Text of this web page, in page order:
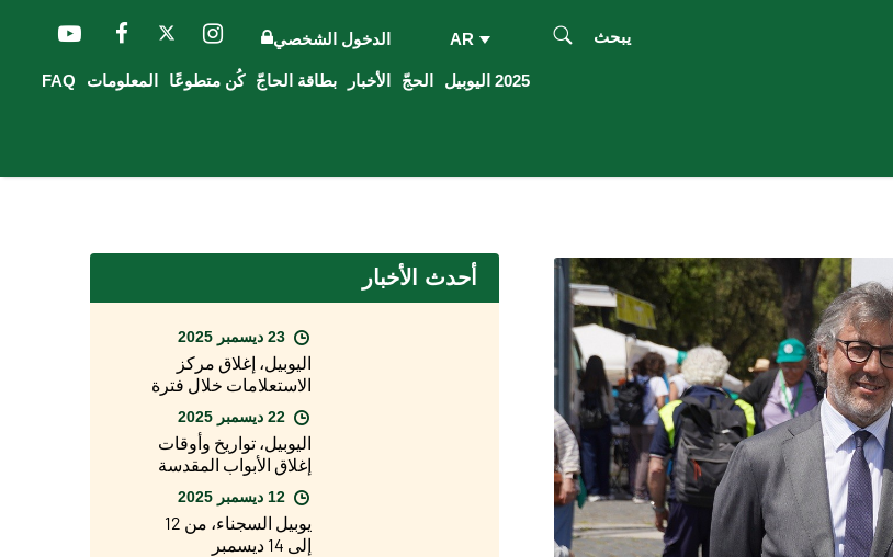
الدخول الشخصي AR يبحث
2025 اليوبيل الحجّ الأخبار بطاقة الحاجّ كُن متطوعًا المعلومات FAQ
أحدث الأخبار
اليوبيل، إغلاق مركز
الاستعلامات خلال فترة
عيد الميلاد
اليوبيل، تواريخ وأوقات
إغلاق الأبواب المقدسة
يوبيل السجناء، من 12
إلى 14 ديسمبر